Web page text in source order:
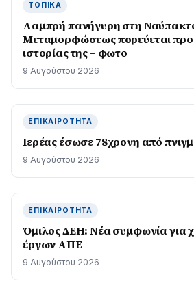
ΤΟΠΙΚΆ
Λαμπρή πανήγυρη στη
Μεταμορφώσεως πορεύεται
ιστορίας της – φωτο
9 Αυγούστου 2026
ΕΠΙΚΑΙΡΌΤΗΤΑ
Ιερέας έσωσε 78χρονη από
9 Αυγούστου 2026
ΕΠΙΚΑΙΡΌΤΗΤΑ
Όμιλος ΔΕΗ: Νέα συμφωνία για
έργων ΑΠΕ
9 Αυγούστου 2026